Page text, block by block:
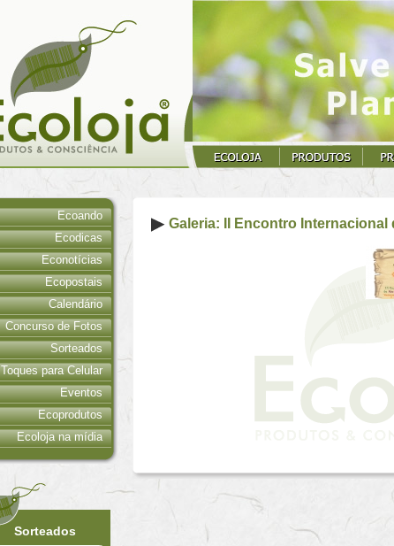
Ecoando
Ecodicas
Econotícias
Ecopostais
Calendário
Concurso de Fotos
Sorteados
Toques para Celular
Eventos
Ecoprodutos
Ecoloja na mídia
Sorteados
Galeria: II Encontro